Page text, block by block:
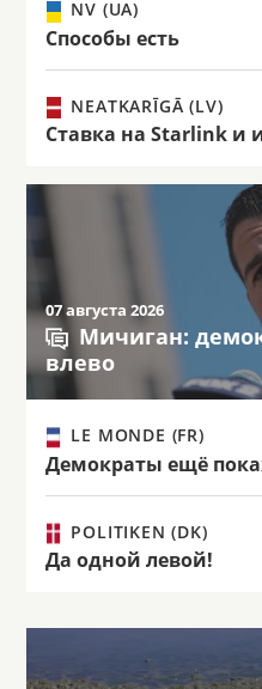
NV (UA)
Способы есть
NEATKARĪGĀ (LV)
Ставка на Starlink и
07 августа 2026
Мичиган:
влево
LE MONDE (FR)
Демократы ещё
POLITIKEN (DK)
Да одной левой!